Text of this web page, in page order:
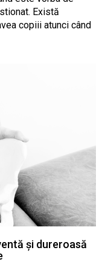
Există
copiii atunci când
şi dureroasă